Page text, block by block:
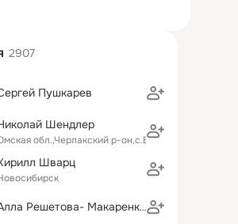
2907
Пушкарев
Шендлер
обл.,Черлакский р-он,с.Большой Атмас
Шварц
Алла Решетова- Макаренкова